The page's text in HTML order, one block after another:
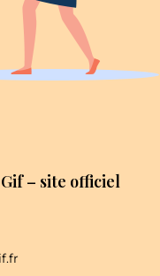
– site officiel